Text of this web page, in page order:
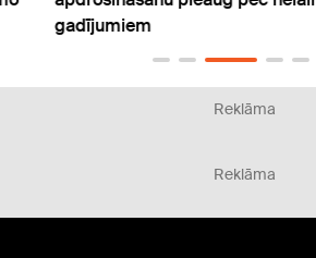
gadījumiem
Reklāma
Reklāma